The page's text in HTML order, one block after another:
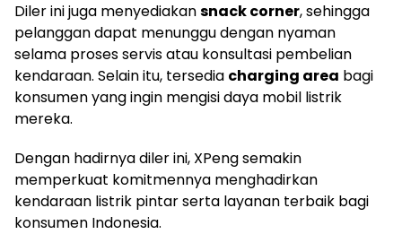
Diler ini juga menyediakansnack corner, sehingga
pelanggan dapat menunggu dengan nyaman
selama proses servis atau konsultasi pembelian
kendaraan. Selain itu, tersedia charging area bagi
konsumen yang ingin mengisi daya mobil listrik
mereka.
Dengan hadirnya diler ini, XPeng semakin
memperkuat komitmennya menghadirkan
kendaraan listrik pintar serta layanan terbaik bagi
konsumen Indonesia.